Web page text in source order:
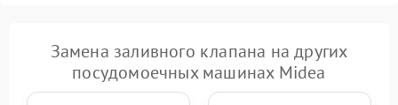
Замена заливного клапана на других
посудомоечных машинах Midea